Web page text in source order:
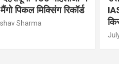
पिकल मिक्सिंग रिकॉर्ड
Sharma